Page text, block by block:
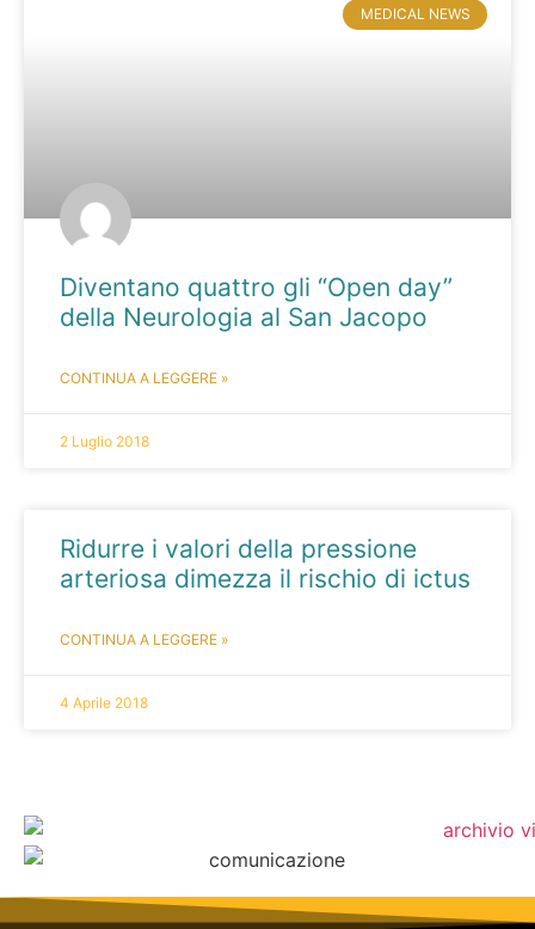
MEDICAL NEWS
Diventano quattro gli “Open day”
della Neurologia al San Jacopo
CONTINUA A LEGGERE »
2 Luglio 2018
Ridurre i valori della pressione
arteriosa dimezza il rischio di ictus
CONTINUA A LEGGERE »
4 Aprile 2018